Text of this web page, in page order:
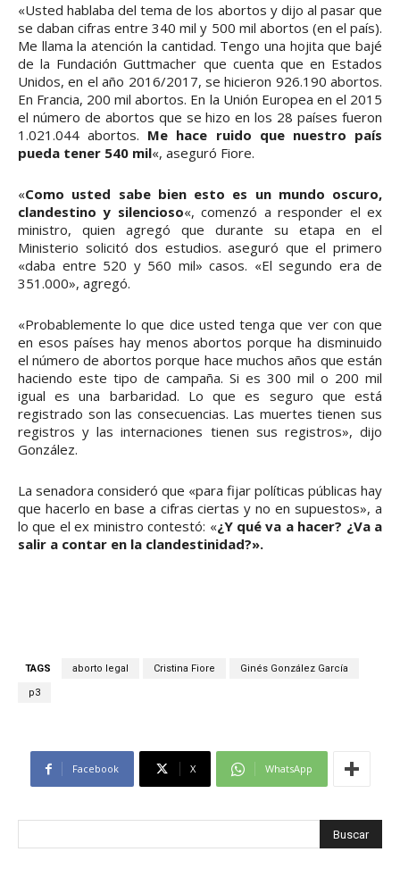
«Usted hablaba del tema de los abortos y dijo al pasar que
se daban cifras entre 340 mil y 500 mil abortos (en el país).
Me llama la atención la cantidad. Tengo una hojita que bajé
de la Fundación Guttmacher que cuenta que en Estados
Unidos, en el año 2016/2017, se hicieron 926.190 abortos.
En Francia, 200 mil abortos. En la Unión Europea en el 2015
el número de abortos que se hizo en los 28 países fueron
1.021.044 abortos. Me hace ruido que nuestro país
pueda tener 540 mil«, aseguró Fiore.
«Como usted sabe bien esto es un mundo oscuro,
clandestino y silencioso«, comenzó a responder el ex
ministro, quien agregó que durante su etapa en el
Ministerio solicitó dos estudios. aseguró que el primero
«daba entre 520 y 560 mil» casos. «El segundo era de
351.000», agregó.
«Probablemente lo que dice usted tenga que ver con que
en esos países hay menos abortos porque ha disminuido
el número de abortos porque hace muchos años que están
haciendo este tipo de campaña. Si es 300 mil o 200 mil
igual es una barbaridad. Lo que es seguro que está
registrado son las consecuencias. Las muertes tienen sus
registros y las internaciones tienen sus registros», dijo
González.
La senadora consideró que «para fijar políticas públicas hay
que hacerlo en base a cifras ciertas y no en supuestos», a
lo que el ex ministro contestó: «¿Y qué va a hacer? ¿Va a
salir a contar en la clandestinidad?».
TAGS aborto legal Cristina Fiore Ginés González García
p3
Facebook X WhatsApp